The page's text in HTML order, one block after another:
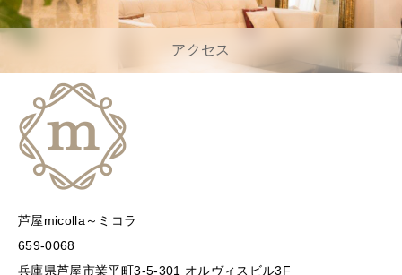
アクセス
芦屋micolla～ミコラ
659-0068
兵庫県芦屋市業平町3-5-301 オルヴィスビル3F